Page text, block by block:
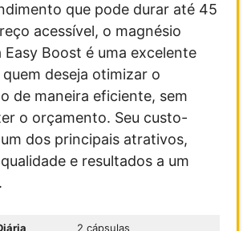
que pode durar até 45
acessível, o magnésio
Easy Boost é uma excelente
deseja otimizar o
de maneira eficiente, sem
o orçamento. Seu custo-
dos principais atrativos,
e resultados a um
2 cápsulas